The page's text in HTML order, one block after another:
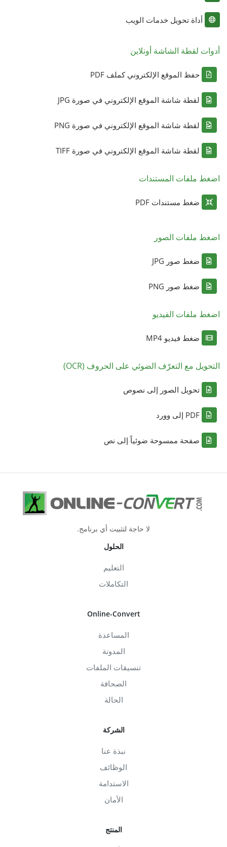
أداة تحويل خدمات الويب
أدوات لقطة الشاشة أونلاين
حفظ الموقع الإلكتروني كملف PDF
لقطة شاشة الموقع الإلكتروني في صورة JPG
لقطة شاشة الموقع الإلكتروني في صورة PNG
لقطة شاشة الموقع الإلكتروني في صورة TIFF
اضغط ملفات المستندات
ضغط مستندات PDF
اضغط ملفات الصور
ضغط صور JPG
ضغط صور PNG
اضغط ملفات الفيديو
ضغط فيديو MP4
التحويل مع التعرّف الضوئي على الحروف (OCR)
تحويل الصور إلى نصوص
PDF إلى وورد
صفحة ممسوحة ضوئياً إلى نص
لا حاجة لتثبيت أي برنامج.
الحلول
التعليم
التكاملات
Online-Convert
المساعدة
المدونة
تنسيقات الملفات
الصحافة
الحالة
الشركة
نبذة عنا
الوظائف
الاستدامة
الأمان
المنتج